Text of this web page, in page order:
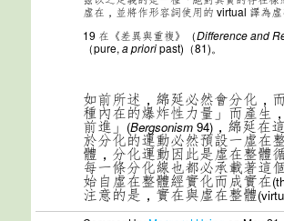
虛在，並將作形容詞使用的 virtual 譯為虛
19 在《差異與重複》（Difference and
（pure, a prioripast)（81)。
如前所述，綿延必然會分化，
種內在的爆炸性力量」而產生
前進」 (Bergsonism 94)，綿延在
於分化的運動必然預設一虛在
體，分化運動因此是虛在整體
每一條分化線也都必承載著這
始自虛在整體經實化而成實在
注意的是，實在與虛在整體